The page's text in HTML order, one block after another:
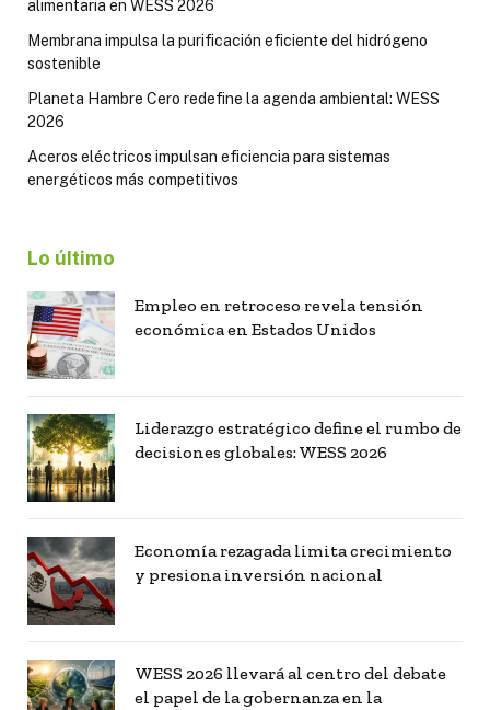
alimentaria en WESS 2026
Membrana impulsa la purificación eficiente del hidrógeno
sostenible
Planeta Hambre Cero redefine la agenda ambiental: WESS
2026
Aceros eléctricos impulsan eficiencia para sistemas
energéticos más competitivos
Lo último
Empleo en retroceso revela tensión
económica en Estados Unidos
Liderazgo estratégico define el rumbo de
decisiones globales: WESS 2026
Economía rezagada limita crecimiento
y presiona inversión nacional
WESS 2026 llevará al centro del debate
el papel de la gobernanza en la